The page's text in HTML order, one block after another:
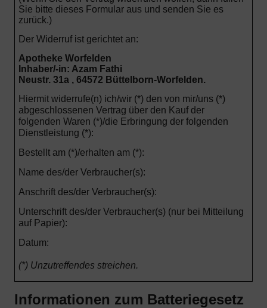
Sie bitte dieses Formular aus und senden Sie es
zurück.)
Der Widerruf ist gerichtet an:
Apotheke Worfelden
Inhaber/-in: Azam Fathi
Neustr. 31a , 64572 Büttelborn-Worfelden.
Hiermit widerrufe(n) ich/wir (*) den von mir/uns (*)
abgeschlossenen Vertrag über den Kauf der
folgenden Waren (*)/die Erbringung der folgenden
Dienstleistung (*):
Bestellt am (*)/erhalten am (*):
Name des/der Verbraucher(s):
Anschrift des/der Verbraucher(s):
Unterschrift des/der Verbraucher(s) (nur bei Mitteilung
auf Papier):
Datum:
(*) Unzutreffendes streichen.
Informationen zum Batteriegesetz